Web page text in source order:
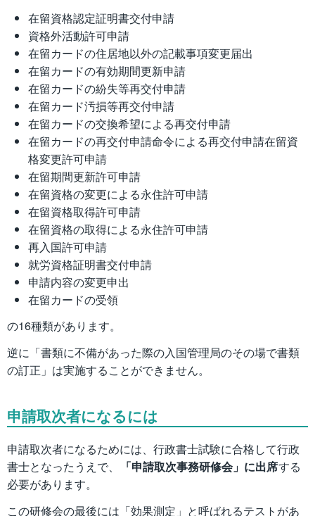
在留資格認定証明書交付申請
資格外活動許可申請
在留カードの住居地以外の記載事項変更届出
在留カードの有効期間更新申請
在留カードの紛失等再交付申請
在留カード汚損等再交付申請
在留カードの交換希望による再交付申請
在留カードの再交付申請命令による再交付申請在留資
格変更許可申請
在留期間更新許可申請
在留資格の変更による永住許可申請
在留資格取得許可申請
在留資格の取得による永住許可申請
再入国許可申請
就労資格証明書交付申請
申請内容の変更申出
在留カードの受領
の16種類があります。
逆に「書類に不備があった際の入国管理局のその場で書類
の訂正」は実施することができません。
申請取次者になるには
申請取次者になるためには、行政書士試験に合格して行政
書士となったうえで、
「申請取次事務研修会」に出席する
必要があります。
この研修会の最後には「効果測定」と呼ばれるテストがあ